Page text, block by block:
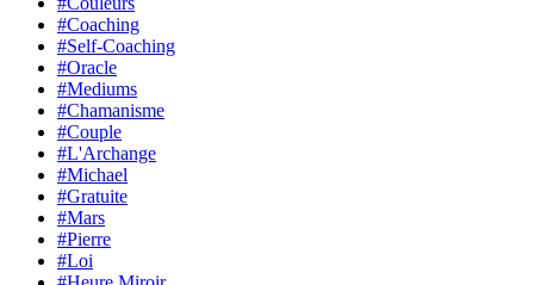
#Coaching
#Self-Coaching
#Oracle
#Mediums
#Chamanisme
#Couple
#L'Archange
#Michael
#Gratuite
#Mars
#Pierre
#Loi